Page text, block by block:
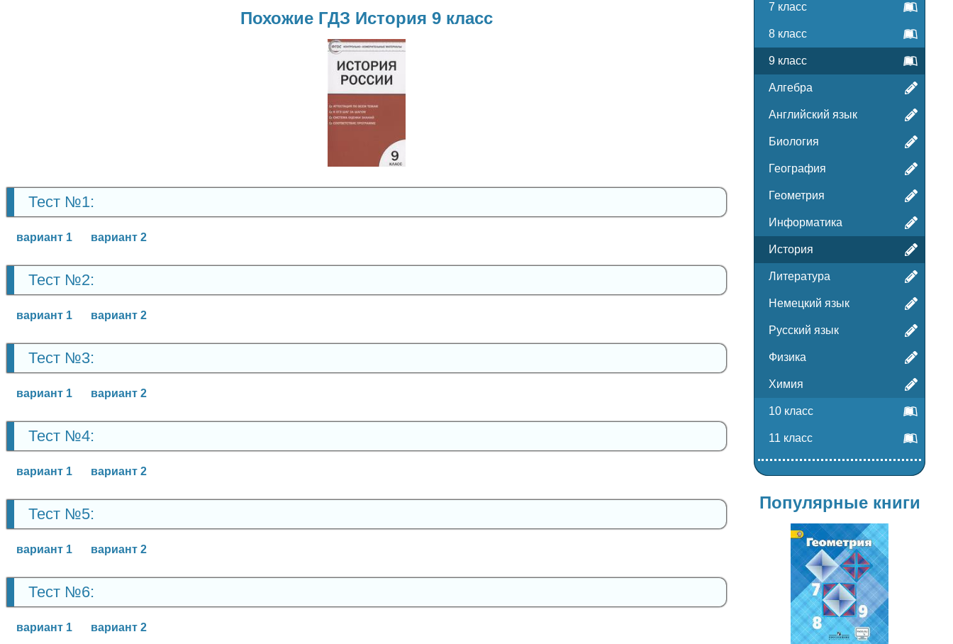
Похожие ГДЗ История 9 класс
История
9 класс
Тест №1:
вариант 1 вариант 2
Тест №2:
вариант 1 вариант 2
Тест №3:
вариант 1 вариант 2
Тест №4:
вариант 1 вариант 2
Тест №5:
вариант 1 вариант 2
Тест №6:
вариант 1 вариант 2
7 класс
8 класс
9 класс
Алгебра
Английский язык
Биология
География
Геометрия
Информатика
История
Литература
Немецкий язык
Русский язык
Физика
Химия
10 класс
11 класс
Популярные книги
Геометрия
7-9 класс